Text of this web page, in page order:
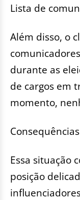
Lista de
Além disso, o
durante as
de cargos em
momento,
Essa situação
posição